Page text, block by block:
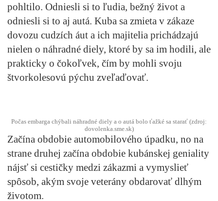
pohltilo. Odniesli si to ľudia, bežný život a
odniesli si to aj autá. Kuba sa zmieta v zákaze
dovozu cudzích áut a ich majitelia prichádzajú
nielen o náhradné diely, ktoré by sa im hodili, ale
prakticky o čokoľvek, čím by mohli svoju
štvorkolesovú pýchu zveľaďovať.
Počas embarga chýbali náhradné diely a o autá bolo ťažké sa starať (zdroj:
dovolenka.sme.sk)
Začína obdobie automobilového úpadku, no na
strane druhej začína obdobie kubánskej geniality
nájsť si cestičky medzi zákazmi a vymyslieť
spôsob, akým svoje veterány obdarovať dlhým
životom.